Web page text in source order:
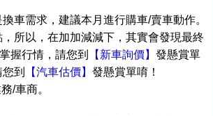
車需求，建議本月進行購車/賣車動作。
所以，在加加減減下，其實會發現最終
握行情，請您到
【新車詢價】 發懸賞單
到 【汽車估價】 發懸賞單唷！
/車商。